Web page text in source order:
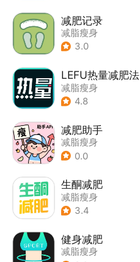
减肥记录
减脂瘦身
3.0
LEFU热量减肥法
减脂瘦身
4.8
减肥助手
减脂瘦身
0.0
生酮减肥
减脂瘦身
3.4
健身减肥
减脂瘦身